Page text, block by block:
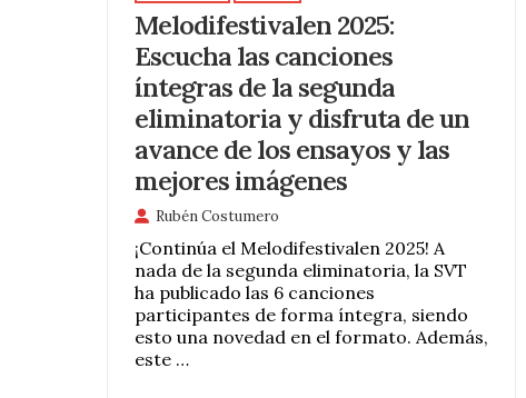
Melodifestivalen 2025:
Escucha las canciones
íntegras de la segunda
eliminatoria y disfruta de un
avance de los ensayos y las
mejores imágenes
Rubén Costumero
¡Continúa el Melodifestivalen 2025! A
nada de la segunda eliminatoria, la SVT
ha publicado las 6 canciones
participantes de forma íntegra, siendo
esto una novedad en el formato. Además,
este …